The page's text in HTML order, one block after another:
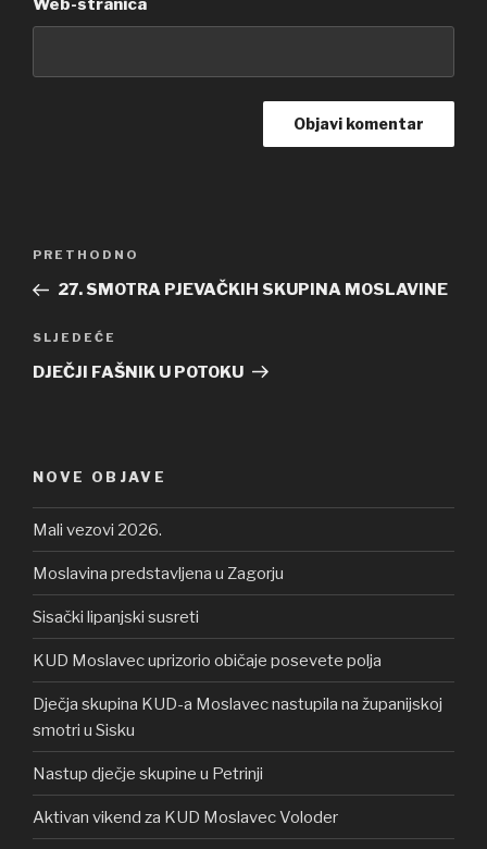
Web-stranica
Navigacija
Prethodna
objava
PRETHODNO
27. SMOTRA PJEVAČKIH SKUPINA MOSLAVINE
Sljedeća
objava
SLJEDEĆE
DJEČJI FAŠNIK U POTOKU
NOVE OBJAVE
Mali vezovi 2026.
Moslavina predstavljena u Zagorju
Sisački lipanjski susreti
KUD Moslavec uprizorio običaje posevete polja
Dječja skupina KUD-a Moslavec nastupila na županijskoj
smotri u Sisku
Nastup dječje skupine u Petrinji
Aktivan vikend za KUD Moslavec Voloder